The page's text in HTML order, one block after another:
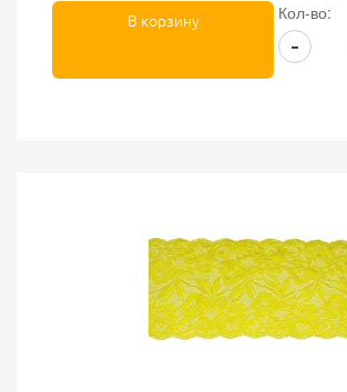
Кол-во:
-
В корзину